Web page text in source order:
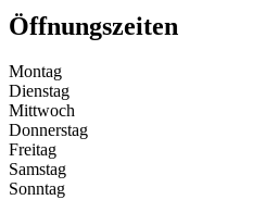
Öffnungszeiten
Montag
Dienstag
Mittwoch
Donnerstag
Freitag
Samstag
Sonntag